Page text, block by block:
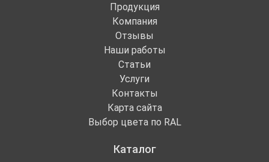
Продукция
Компания
Отзывы
Наши работы
Статьи
Услуги
Контакты
Карта сайта
Выбор цвета по RAL
Каталог